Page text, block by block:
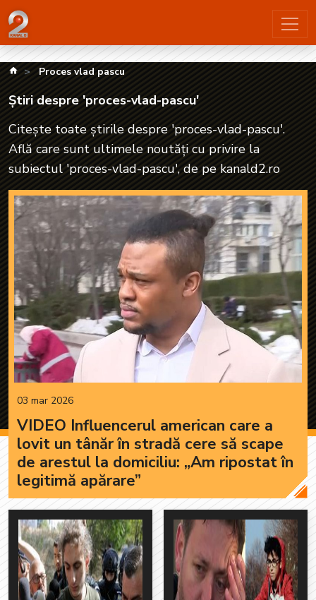
Știri despre 'proces-vlad-pascu'| kanald2.ro
kanald.ro
Proces vlad pascu
Știri despre 'proces-vlad-pascu'
Citește toate știrile despre 'proces-vlad-pascu'.
Află care sunt ultimele noutăți cu privire la
subiectul 'proces-vlad-pascu', de pe kanald2.ro
03 mar 2026
VIDEO Influencerul american care a
lovit un tânăr în stradă cere să scape
de arestul la domiciliu: „Am ripostat în
legitimă apărare”